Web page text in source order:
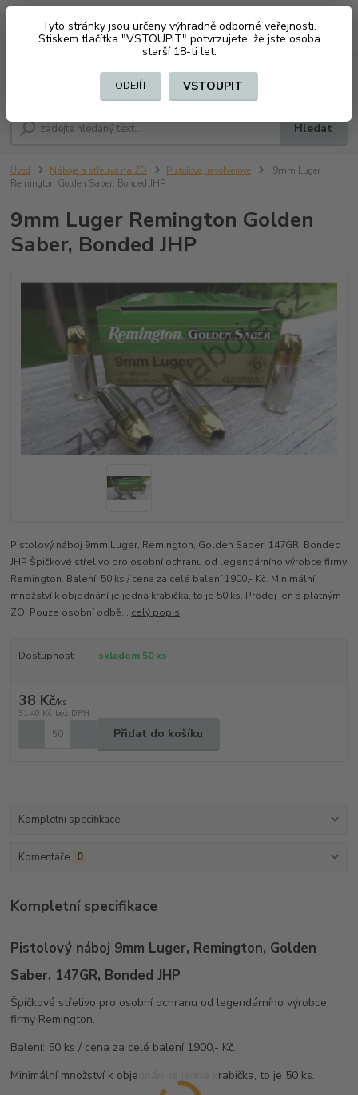
Tyto stránky jsou určeny výhradně odborné veřejnosti.
Stiskem tlačítka "VSTOUPIT" potvrzujete, že jste osoba
starší 18-ti let.
ODEJÍT VSTOUPIT
CZK
Hledat
+420 603794370 za0 Kč
Úvod Náboje a střelivo na ZO Pistolové, revolverové
9mm Luger
Remington Golden Saber, Bonded JHP
9mm Luger Remington Golden
Saber, Bonded JHP
Pistolový náboj 9mm Luger, Remington, Golden Saber, 147GR, Bonded
JHP Špičkové střelivo pro osobní ochranu od legendárního výrobce firmy
Remington. Balení: 50 ks / cena za celé balení 1900,- Kč. Minimální
množství k objednání je jedna krabička, to je 50 ks. Prodej jen s platným
ZO! Pouze osobní odbě... celý popis
Dostupnost skladem 50 ks
38 Kč/ks
31,40 Kč bez DPH
Přidat do košíku
Kompletní specifikace
Komentáře 0
Kompletní specifikace
Pistolový náboj 9mm Luger, Remington, Golden
Saber, 147GR, Bonded JHP
Špičkové střelivo pro osobní ochranu od legendárního výrobce
firmy Remington.
Balení: 50 ks / cena za celé balení 1900,- Kč.
Minimální množství k objednání je jedna krabička, to je 50 ks.